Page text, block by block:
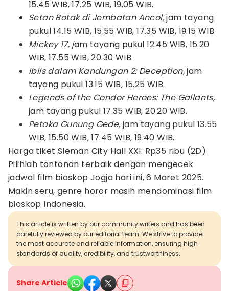
15.45 WIB, 17.25 WIB, 19.05 WIB.
Setan Botak di Jembatan Ancol,jam tayang
pukul 14.15 WIB, 15.55 WIB, 17.35 WIB, 19.15 WIB.
Mickey 17, jam tayang pukul 12.45 WIB, 15.20
WIB, 17.55 WIB, 20.30 WIB.
Iblis dalam Kandungan 2: Deception,jam
tayang pukul 13.15 WIB, 15.25 WIB.
Legends of the Condor Heroes: The Gallants,
jam tayang pukul 17.35 WIB, 20.20 WIB.
Petaka Gunung Gede, jam tayang pukul 13.55
WIB, 15.50 WIB, 17.45 WIB, 19.40 WIB.
Harga tiket Sleman City Hall XXI: Rp35 ribu (2D)
Pilihlah tontonan terbaik dengan mengecek
jadwal film bioskop Jogja hari ini, 6 Maret 2025.
Makin seru, genre horor masih mendominasi film
bioskop Indonesia.
This article is written by our community writers and has been
carefully reviewed by our editorial team. We strive to provide
the most accurate and reliable information, ensuring high
standards of quality, credibility, and trustworthiness.
Share Article